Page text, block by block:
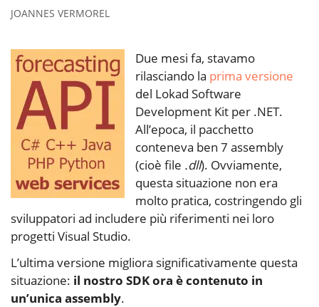
JOANNES VERMOREL
Due mesi fa, stavamo
rilasciando la prima versione
del Lokad Software
Development Kit per .NET.
All’epoca, il pacchetto
conteneva ben 7 assembly
(cioè file .dll). Ovviamente,
questa situazione non era
molto pratica, costringendo gli
sviluppatori ad includere più riferimenti nei loro
progetti Visual Studio.
L’ultima versione migliora significativamente questa
situazione: il nostro SDK ora è contenuto in
un’unica assembly.